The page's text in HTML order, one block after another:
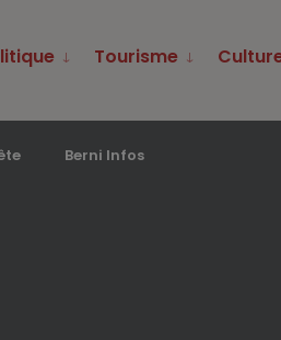
Tourisme
Berni Infos